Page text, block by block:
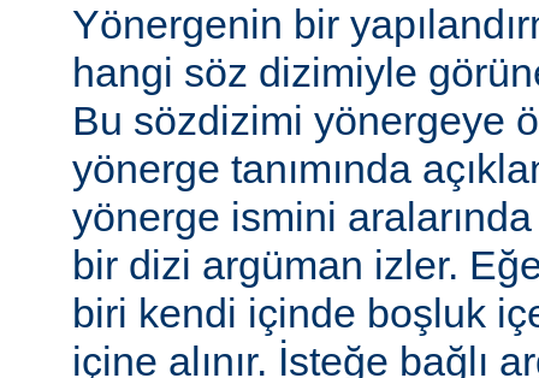
Yönergenin bir
hangi söz dizimiyle
Bu sözdizimi yönergeye
yönerge tanımında
yönerge ismini aralarında
bir dizi argüman izler.
biri kendi içinde boşluk
içine alınır. İsteğe bağlı